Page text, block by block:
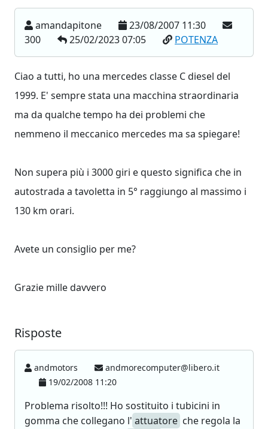
amandapitone
23/08/2007 11:30
300
25/02/2023 07:05 POTENZA
Ciao a tutti, ho una mercedes classe C diesel del
1999. E' sempre stata una macchina straordinaria
ma da qualche tempo ha dei problemi che
nemmeno il meccanico mercedes ma sa spiegare!
Non supera più i 3000 giri e questo significa che in
autostrada a tavoletta in 5° raggiungo al massimo i
130 km orari.
Avete un consiglio per me?
Grazie mille davvero
Risposte
andmotors
andmorecomputer@libero.it
19/02/2008 11:20
Problema risolto!!! Ho sostituito i tubicini in
gomma che collegano l' attuatore che regola la